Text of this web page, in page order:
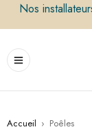
Nos
Accueil › Poêles